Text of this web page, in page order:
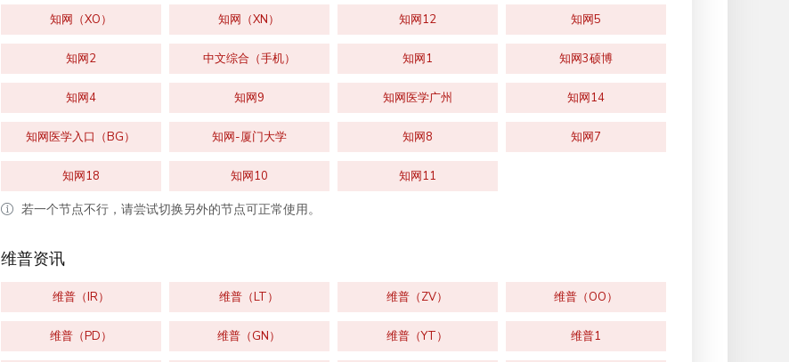
知网（XO） 知网（XN） 知网12 知网5
知网2 中文综合（手机） 知网1 知网3硕博
知网4 知网9 知网医学广州 知网14
知网医学入口（BG） 知网-厦门大学 知网8 知网7
知网18 知网10 知网11
若一个节点不行，请尝试切换另外的节点可正常使用。
维普资讯
维普（IR） 维普（LT） 维普（ZV） 维普（OO）
维普（PD） 维普（GN） 维普（YT） 维普1